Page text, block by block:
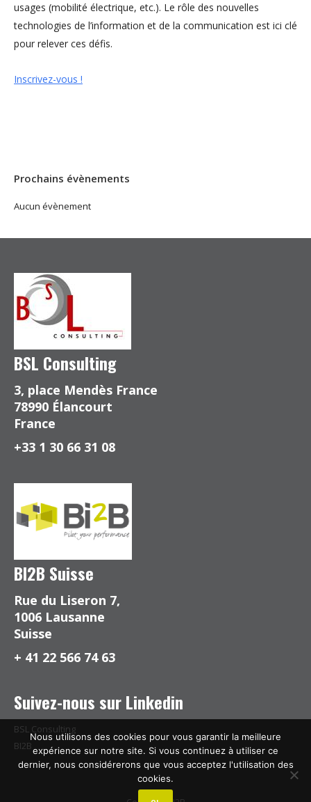
usages (mobilité électrique, etc.). Le rôle des nouvelles
technologies de l’information et de la communication est ici clé
pour relever ces défis.
Inscrivez-vous !
Prochains évènements
Aucun évènement
BSL Consulting
3, place Mendès France
78990 Élancourt
France
+33 1 30 66 31 08
BI2B Suisse
Rue du Liseron 7,
1006 Lausanne
Suisse
+ 41 22 566 74 63
Suivez-nous sur Linkedin
BSL Consulting
BI2B
Nous utilisons des cookies pour vous garantir la meilleure
expérience sur notre site. Si vous continuez à utiliser ce
dernier, nous considérerons que vous acceptez l'utilisation des
cookies.